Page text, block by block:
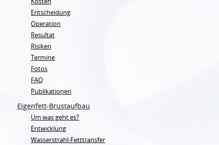
Entscheidung
Operation
Resultat
Risiken
Termine
Fotos
FAQ
Publikationen
Eigenfett-Brustaufbau
Um was geht es?
Entwicklung
Wasserstrahl-Fetttransfer